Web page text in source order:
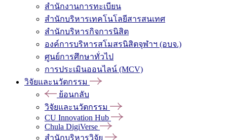
สำนักงานการทะเบียน
สำนักบริหารเทคโนโลยีสารสนเทศ
สำนักบริหารกิจการนิสิต
องค์การบริหารสโมสรนิสิตจุฬาฯ (อบจ.)
ศูนย์การศึกษาทั่วไป
การประเมินออนไลน์ (MCV)
วิจัยและนวัตกรรม
ย้อนกลับ
วิจัยและนวัตกรรม
CU Innovation Hub
Chula DigiVerse
สำนักบริหารวิจัย